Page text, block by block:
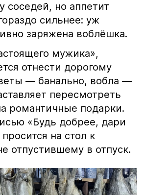
соседей, но аппетит
сильнее: уж
заряжена воблёшка.
мужика»,
отнести дорогому
— банально, вобла —
пересмотреть
романтичные подарки.
«Будь добрее, дари
на стол к
отпустившему в отпуск.